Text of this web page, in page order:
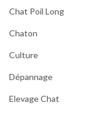
Chat Poil Long
Chaton
Culture
Dépannage
Elevage Chat